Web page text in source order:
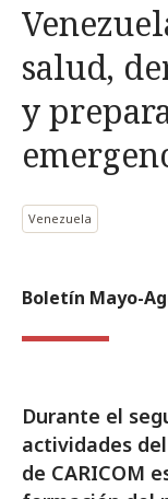
salud,
y
Venezuela
Boletín Mayo-
Durante el
actividades
de CARICOM